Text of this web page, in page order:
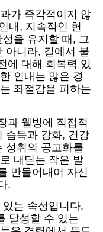
가 즉각적이지 않
내, 지속적인 헌
을 유지할 때, 그
아니라, 길에서 불
에 대해 회복력 있
인내는 많은 경
좌절감을 피하는
과 웰빙에 직접적
습득과 강화, 건강
성취의 공고화를
내딛는 작은 발
만들어내어 자신
.
는 속성입니다.
달성할 수 있는